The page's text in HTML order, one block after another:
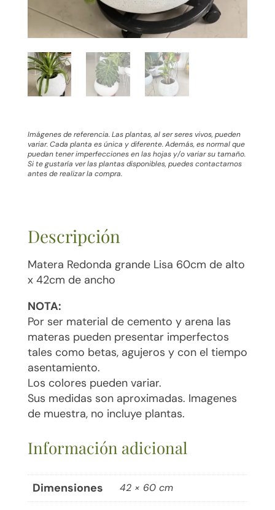
Imágenes de referencia. Las plantas, al ser seres vivos, pueden
variar. Cada planta es única y diferente. Además, es normal que
puedan tener imperfecciones en las hojas y/o variar su tamaño.
Si te gustaría ver las plantas disponibles, puedes contactarnos
antes de realizar la compra.
Descripción
Matera Redonda grande Lisa 60cm de alto
x 42cm de ancho
NOTA:
Por ser material de cemento y arena las
materas pueden presentar imperfectos
tales como betas, agujeros y con el tiempo
asentamiento.
Los colores pueden variar.
Sus medidas son aproximadas. Imagenes
de muestra, no incluye plantas.
Información adicional
Dimensiones 42 × 60 cm